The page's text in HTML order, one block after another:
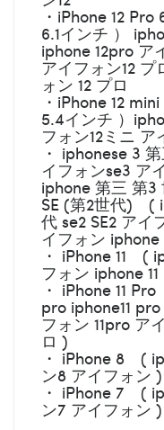
・iPhone 12 Pro
6.1インチ ）
iphone 12pro ア
アイフォン12
ォン 12 プロ
・iPhone 12
5.4インチ ）
フォン12ミニ ア
・ iphonese 3
イフォンse3 ア
iphone 第三 第3
SE (第2世代) (
代 se2 SE2 アイ
イフォン
・ iPhone 11 (
フォン iphone
・ iPhone 11
pro iphone11
フォン 11pro ア
ロ )
・ iPhone 8 (
ン8 アイフォン )
・ iPhone 7 (
ン7 アイフォン )